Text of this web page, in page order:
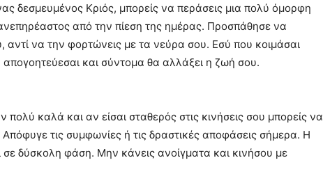
δεσμευμένος Κριός, μπορείς να περάσεις μια πολύ όμορφη
από την πίεση της ημέρας. Προσπάθησε να
να την φορτώνεις με τα νεύρα σου. Εσύ που κοιμάσαι
και σύντομα θα αλλάξει η ζωή σου.
καλά και αν είσαι σταθερός στις κινήσεις σου μπορείς να
Απόφυγε τις συμφωνίες ή τις δραστικές αποφάσεις σήμερα. Η
σε δύσκολη φάση. Μην κάνεις ανοίγματα και κινήσου με